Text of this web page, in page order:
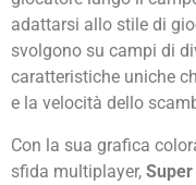
adattarsi allo stile di
svolgono su campi di
caratteristiche uniche
e la velocità dello
Con la sua grafica
sfida multiplayer,